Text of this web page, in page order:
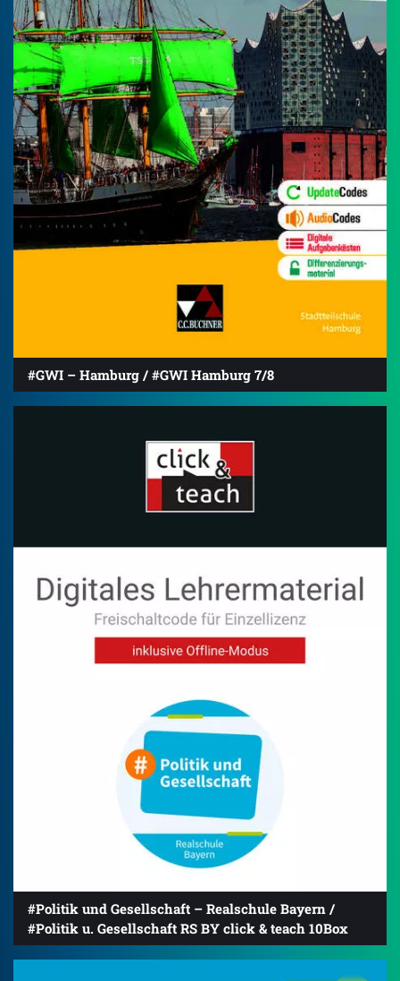
#GWI – Hamburg / #GWI Hamburg 7/8
#Politik und Gesellschaft – Realschule Bayern /
#Politik u. Gesellschaft RS BY click & teach 10Box